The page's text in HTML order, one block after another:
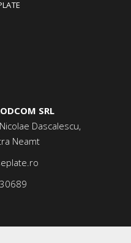
SRL
Dascalescu,
Neamt